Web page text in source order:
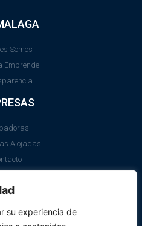
su experiencia de
Somos
Emprende
Alojadas
Legal
de Cookies